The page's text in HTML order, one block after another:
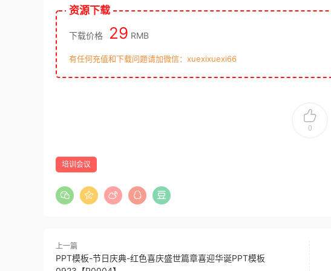
资源下载
下载价格 29 RMB
有任何充值和下载问题请加微信：xuexixuexi66
0
培训会议
上一篇
PPT模板-节日庆典-红色喜庆盛世篇章喜迎华诞PPT模板